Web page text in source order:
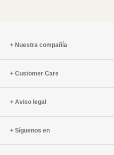
Nuestra compañía
Customer Care
Aviso legal
Síguenos en